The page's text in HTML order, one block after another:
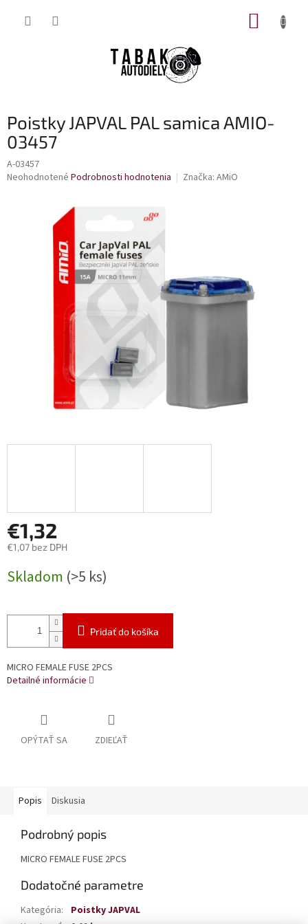
Poistky JAPVAL PAL samica AMIO-
03457
A-03457
Priemerné
hviezdičiek.
Neohodnotené Podrobnosti hodnotenia Značka: AMiO
€1,32
€1,07 bez DPH
cena:
Skladom (>5 ks)
Pridať do košíka
MICRO FEMALE FUSE 2PCS
Detailné informácie
OPÝTAŤ SA ZDIEĽAŤ
Popis Diskusia
Podrobný popis
MICRO FEMALE FUSE 2PCS
Dodatočné parametre
Kategória:
Poistky JAPVAL